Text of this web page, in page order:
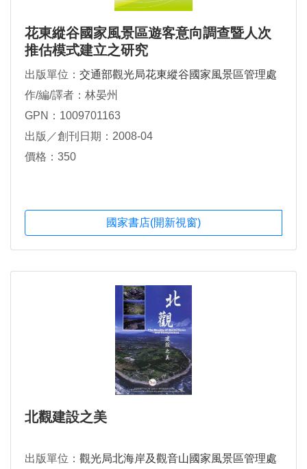
花東縱谷國家風景區遊客意向調查暨人次
推估模式建立之研究
出版單位： 交通部觀光局花東縱谷國家風景區管理處
作/編/譯者：林晏州
GPN：1009701163
出版／創刊日期：2008-04
價格：350
國家書店(開新視窗)
北觀建設之美
出版單位： 觀光局北海岸及觀音山國家風景區管理處